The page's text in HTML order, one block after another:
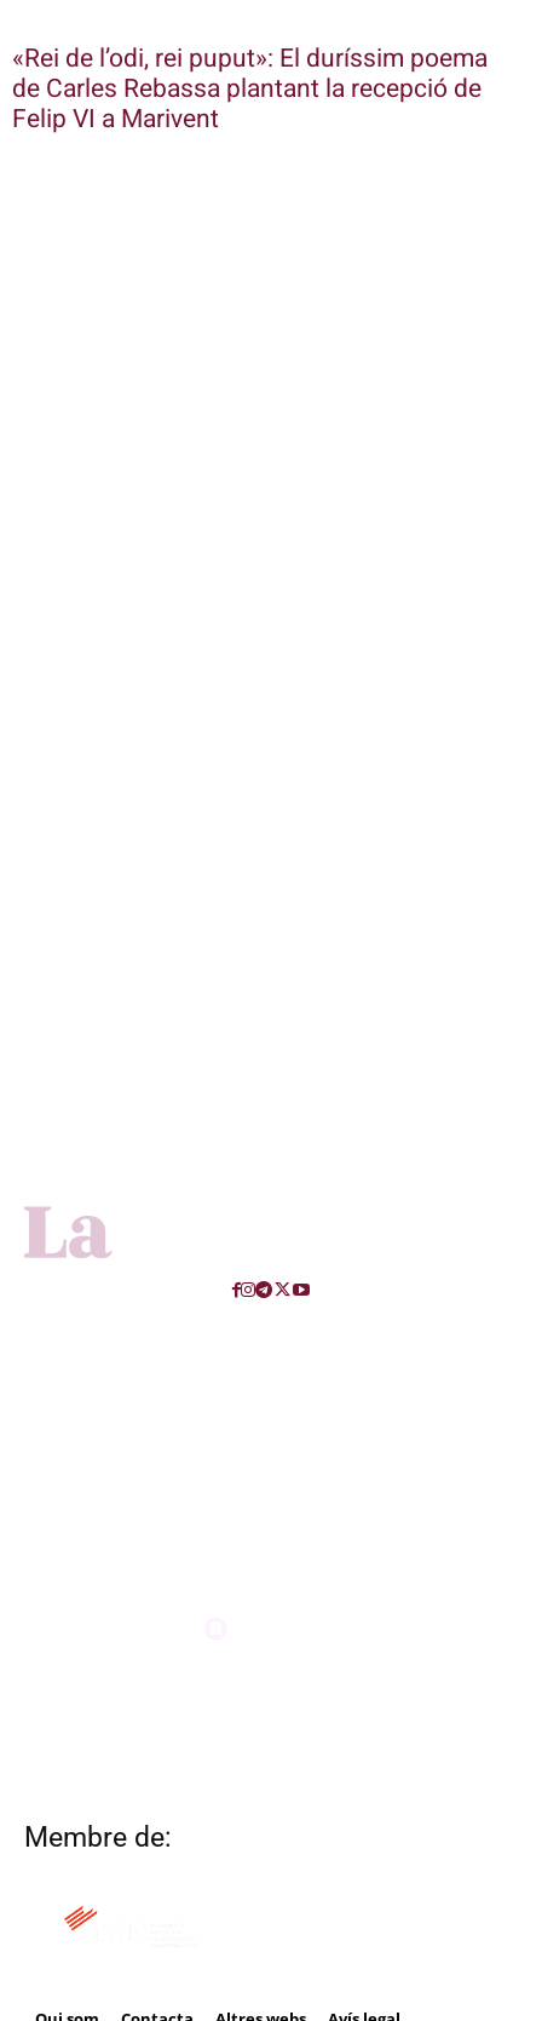
«Rei de l’odi, rei puput»: El duríssim poema
de Carles Rebassa plantant la recepció de
Felip VI a Marivent
Membre de: